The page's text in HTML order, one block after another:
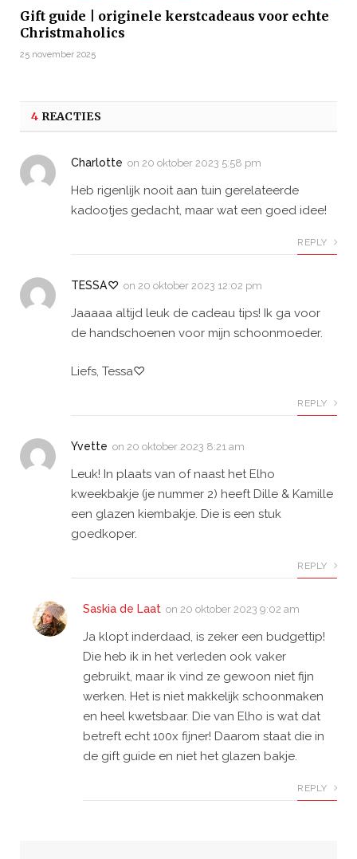
Gift guide | originele kerstcadeaus voor echte
Christmaholics
25 november 2025
4 REACTIES
Charlotte on 20 oktober 2023 5:58 pm
Heb rigenlijk nooit aan tuin gerelateerde
kadootjes gedacht, maar wat een goed idee!
REPLY
TESSA♡ on 20 oktober 2023 12:02 pm
Jaaaaa altijd leuk de cadeau tips! Ik ga voor
de handschoenen voor mijn schoonmoeder.
Liefs, Tessa♡
REPLY
Yvette on 20 oktober 2023 8:21 am
Leuk! In plaats van of naast het Elho
kweekbakje (je nummer 2) heeft Dille & Kamille
een glazen kiembakje. Die is een stuk
goedkoper.
REPLY
Saskia de Laat on 20 oktober 2023 9:02 am
Ja klopt inderdaad, is zeker een budgettip!
Die heb ik in het verleden ook vaker
gebruikt, maar ik vind ze gewoon niet fijn
werken. Het is niet makkelijk schoonmaken
en heel kwetsbaar. Die van Elho is wat dat
betreft echt 100x fijner! Daarom staat die in
de gift guide en niet het glazen bakje.
REPLY